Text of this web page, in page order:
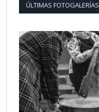
ÚLTIMAS FOTOGALERÍAS